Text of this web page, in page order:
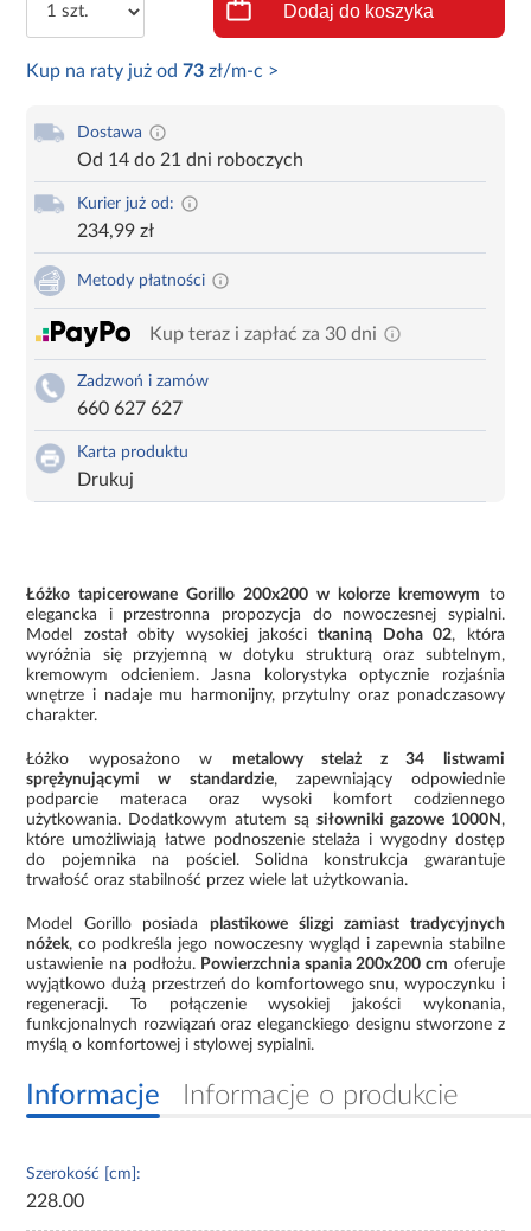
Dodaj do koszyka
Kup na raty już od73 zł/m-c >
Dostawa
Od 14 do 21 dni roboczych
Kurier już od:
234,99 zł
Metody płatności
Kup teraz i zapłać za 30 dni
Zadzwoń i zamów
660 627 627
Karta produktu
Drukuj
Łóżko tapicerowane Gorillo 200x200 w kolorze kremowym to
elegancka i przestronna propozycja do nowoczesnej sypialni.
Model został obity wysokiej jakościtkaniną Doha 02, która
wyróżnia się przyjemną w dotyku strukturą oraz subtelnym,
kremowym odcieniem. Jasna kolorystyka optycznie rozjaśnia
wnętrze i nadaje mu harmonijny, przytulny oraz ponadczasowy
charakter.
Łóżko wyposażono w metalowy stelaż z 34 listwami
sprężynującymi w standardzie, zapewniający odpowiednie
podparcie materaca oraz wysoki komfort codziennego
użytkowania. Dodatkowym atutem są siłowniki gazowe 1000N ,
które umożliwiają łatwe podnoszenie stelaża i wygodny dostęp
do pojemnika na pościel. Solidna konstrukcja gwarantuje
trwałość oraz stabilność przez wiele lat użytkowania.
Model Gorillo posiada plastikowe ślizgi zamiast tradycyjnych
nóżek, co podkreśla jego nowoczesny wygląd i zapewnia stabilne
ustawienie na podłożu. Powierzchnia spania 200x200 cm oferuje
wyjątkowo dużą przestrzeń do komfortowego snu, wypoczynku i
regeneracji. To połączenie wysokiej jakości wykonania,
funkcjonalnych rozwiązań oraz eleganckiego designu stworzone z
myślą o komfortowej i stylowej sypialni.
Informacje Informacje o produkcie
Szerokość [cm]:
228.00